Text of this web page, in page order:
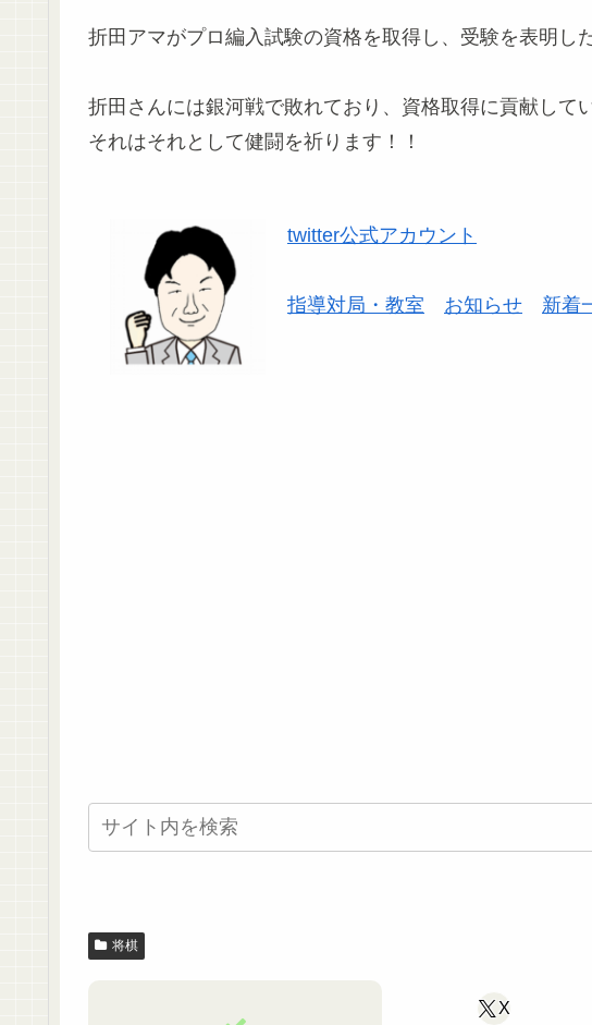
折田アマがプロ編入試験の資格を取得し、受験を表明し
折田さんには銀河戦で敗れており、資格取得に貢献して
それはそれとして健闘を祈ります！！
twitter公式アカウント
指導対局・教室 お知らせ 新着
将棋
X